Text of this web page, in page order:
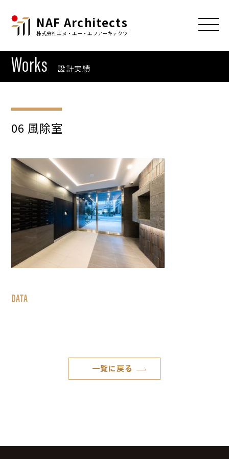
NAF Architects
株式会社エヌ・エー・エフアーキテクツ
Works 設計実績
06 風除室
DATA
一覧に戻る